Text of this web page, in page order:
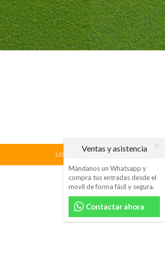
Ventas y asistencia
Mándanos un Whatsapp y
compra tus entradas desde el
movil de forma fácil y segura.
Contactar ahora
LOCAL VISITANTE